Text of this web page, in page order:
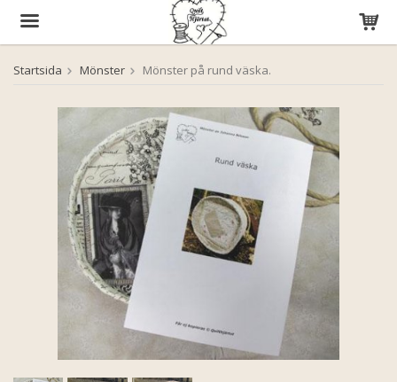
Produkten har blivit tillagd i varukorgen
Startsida Mönster Mönster på rund väska.